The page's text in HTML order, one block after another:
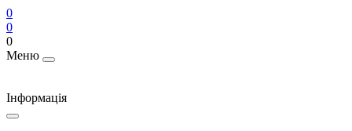
0
0
0
Меню
Інформація